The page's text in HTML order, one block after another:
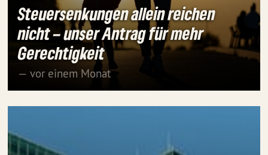
Steuersenkungen allein reichen
nicht – unser Antrag für mehr
Gerechtigkeit
— vor einem Monat